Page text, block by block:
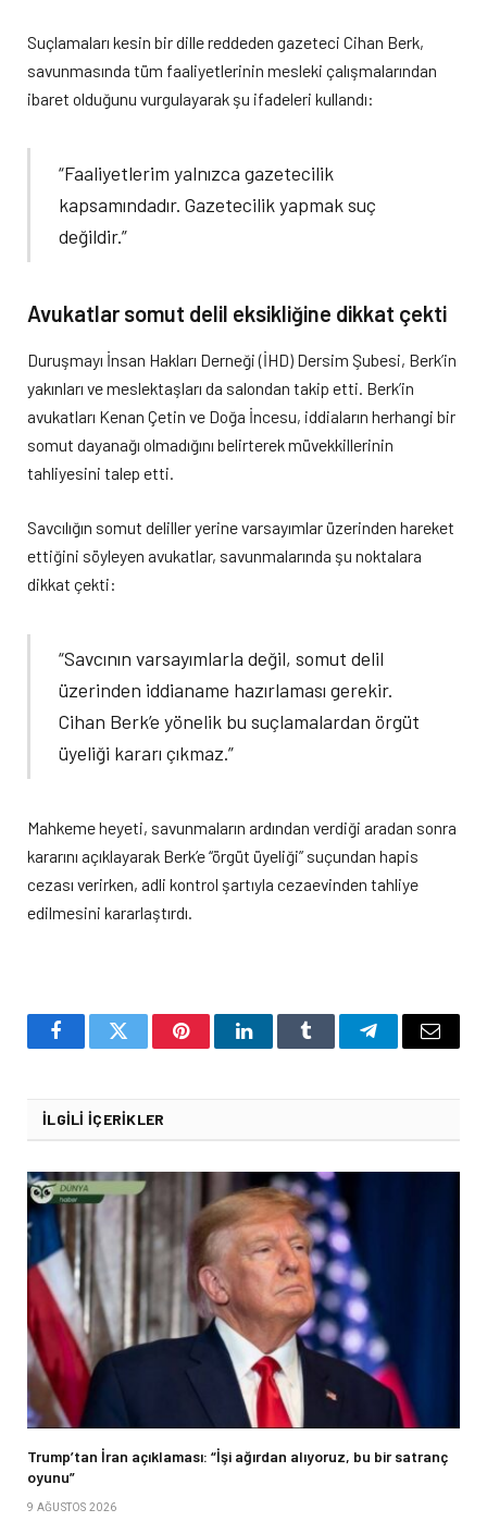
Suçlamaları kesin bir dille reddeden gazeteci Cihan Berk,
savunmasında tüm faaliyetlerinin mesleki çalışmalarından
ibaret olduğunu vurgulayarak şu ifadeleri kullandı:
“Faaliyetlerim yalnızca gazetecilik
kapsamındadır. Gazetecilik yapmak suç
değildir.”
Avukatlar somut delil eksikliğine dikkat çekti
Duruşmayı İnsan Hakları Derneği (İHD) Dersim Şubesi, Berk’in
yakınları ve meslektaşları da salondan takip etti. Berk’in
avukatları Kenan Çetin ve Doğa İncesu, iddiaların herhangi bir
somut dayanağı olmadığını belirterek müvekkillerinin
tahliyesini talep etti.
Savcılığın somut deliller yerine varsayımlar üzerinden hareket
ettiğini söyleyen avukatlar, savunmalarında şu noktalara
dikkat çekti:
“Savcının varsayımlarla değil, somut delil
üzerinden iddianame hazırlaması gerekir.
Cihan Berk’e yönelik bu suçlamalardan örgüt
üyeliği kararı çıkmaz.”
Mahkeme heyeti, savunmaların ardından verdiği aradan sonra
kararını açıklayarak Berk’e “örgüt üyeliği” suçundan hapis
cezası verirken, adli kontrol şartıyla cezaevinden tahliye
edilmesini kararlaştırdı.
FacebookTwitter PinterestLinkedInTumblr TelegramEmail
İLGILI İÇERIKLER
Trump’tan İran açıklaması: “İşi ağırdan alıyoruz, bu bir satranç
oyunu”
9 AĞUSTOS 2026